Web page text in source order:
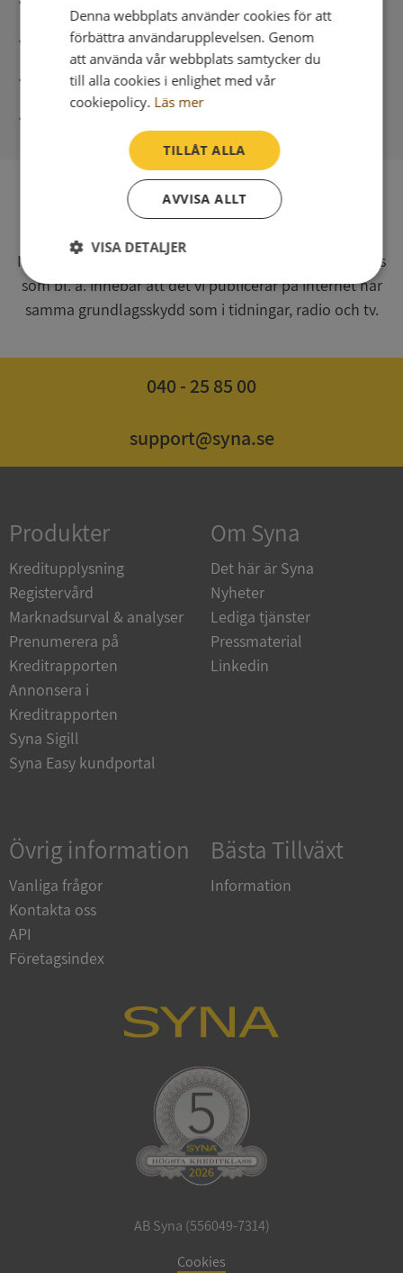
Säker betalning med stripe
Direkt digital leverans
Syna har för webbplatsen www.syna.se ett av
Myndigheten för press, radio och tv s.k. utgivningsbevis
som bl. a. innebär att det vi publicerar på internet har
samma grundlagsskydd som i tidningar, radio och tv.
040 - 25 85 00
support@syna.se
Produkter
Kreditupplysning
Registervård
Marknadsurval & analyser
Prenumerera på
Kreditrapporten
Annonsera i
Kreditrapporten
Syna Sigill
Syna Easy kundportal
Om Syna
Det här är Syna
Nyheter
Lediga tjänster
Pressmaterial
Linkedin
Övrig information
Vanliga frågor
Kontakta oss
API
Företagsindex
Bästa Tillväxt
Information
AB Syna (556049-7314)
Cookies
Denna webbplats använder cookies för att
förbättra användarupplevelsen. Genom
att använda vår webbplats samtycker du
till alla cookies i enlighet med vår
cookiepolicy. Läs mer
TILLÅT ALLA
AVVISA ALLT
VISA DETALJER
Strikt
nödvändigt
Prestanda Inriktning
kärnwebbplatsfunktioner som användarinloggning
och kontohantering. Webbplatsen kan inte
användas ordentligt utan strikt nödvändiga cookies.
Namn
Leverantör
Domän
VISITOR_PRIVACY_METADATA
ASP.NET_SessionId
Microsoft
Corporation
de.syna.se
Google